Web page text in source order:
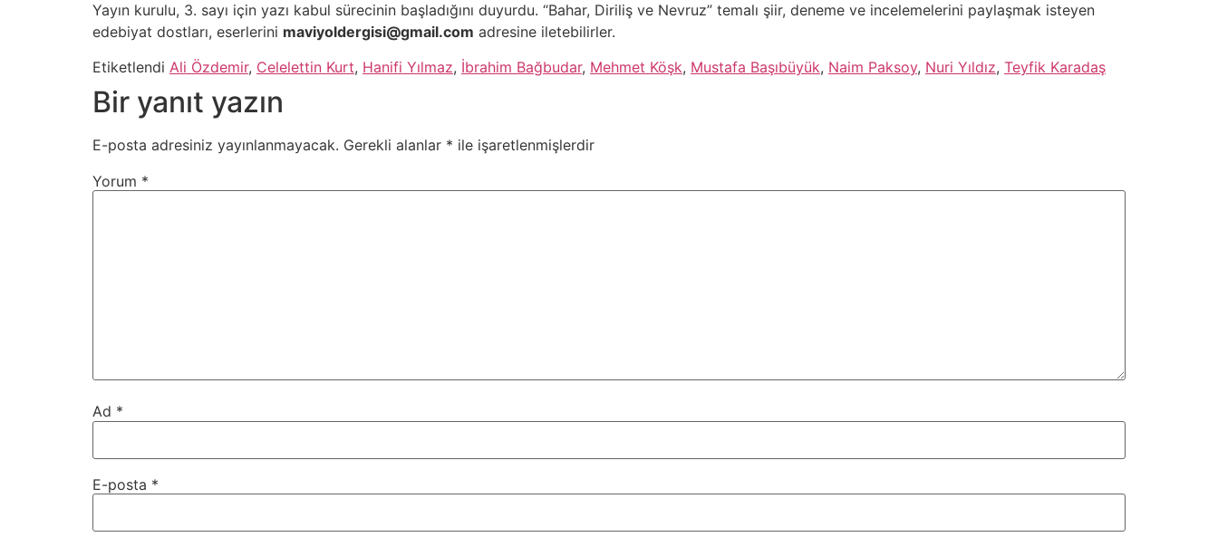
Yayın kurulu, 3. sayı için yazı kabul sürecinin başladığını duyurdu. “Bahar, Diriliş ve Nevruz” temalı şiir, deneme ve incelemelerini paylaşmak isteyen
edebiyat dostları, eserlerini maviyoldergisi@gmail.com adresine iletebilirler.
Etiketlendi Ali Özdemir, Celelettin Kurt, Hanifi Yılmaz, İbrahim Bağbudar, Mehmet Köşk, Mustafa Başıbüyük, Naim Paksoy, Nuri Yıldız, Teyfik Karadaş
Bir yanıt yazın
E-posta adresiniz yayınlanmayacak. Gerekli alanlar * ile işaretlenmişlerdir
Yorum *
Ad *
E-posta *